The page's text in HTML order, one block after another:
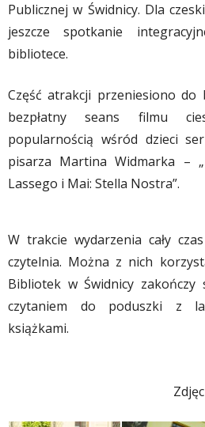
Publicznej w Świdnicy. Dla
jeszcze spotkanie
bibliotece.
Część atrakcji przeniesiono
bezpłatny seans filmu
popularnością wśród dzieci
pisarza Martina Widmarka –
Lassego i Mai: Stella Nostra”.
W trakcie wydarzenia cały
czytelnia. Można z nich
Bibliotek w Świdnicy zakończy
czytaniem do poduszki z
książkami.